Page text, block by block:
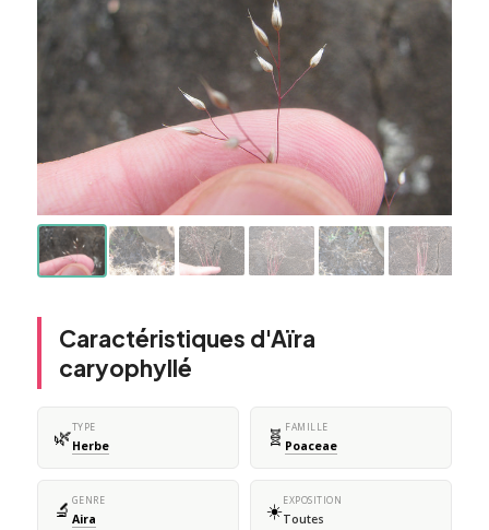
Caractéristiques d'Aïra
caryophyllé
🌿TYPE
Herbe 🧬 FAMILLE
Poaceae
🔬 GENRE
Aira ☀️EXPOSITION
Toutes